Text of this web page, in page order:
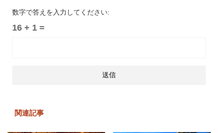
数字で答えを入力してください:
16 + 1 =
関連記事